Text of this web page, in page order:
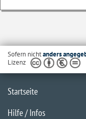
Sofern nichtanders
Lizenz
Startseite
Hilfe / Infos